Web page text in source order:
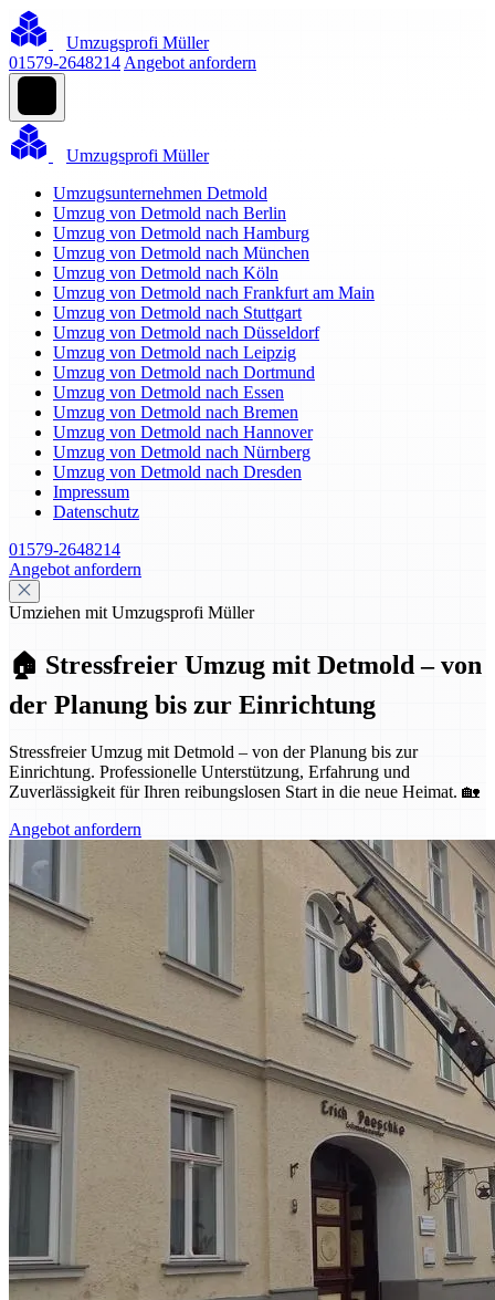
Umzugsprofi Müller
01579-2648214 Angebot anfordern
Umzugsprofi Müller
Umzugsunternehmen Detmold
Umzug von Detmold nach Berlin
Umzug von Detmold nach Hamburg
Umzug von Detmold nach München
Umzug von Detmold nach Köln
Umzug von Detmold nach Frankfurt am Main
Umzug von Detmold nach Stuttgart
Umzug von Detmold nach Düsseldorf
Umzug von Detmold nach Leipzig
Umzug von Detmold nach Dortmund
Umzug von Detmold nach Essen
Umzug von Detmold nach Bremen
Umzug von Detmold nach Hannover
Umzug von Detmold nach Nürnberg
Umzug von Detmold nach Dresden
Impressum
Datenschutz
01579-2648214
Angebot anfordern
Umziehen mit Umzugsprofi Müller
🏠 Stressfreier Umzug mit Detmold – von
der Planung bis zur Einrichtung
Stressfreier Umzug mit Detmold – von der Planung bis zur
Einrichtung. Professionelle Unterstützung, Erfahrung und
Zuverlässigkeit für Ihren reibungslosen Start in die neue Heimat. 🏡
Angebot anfordern